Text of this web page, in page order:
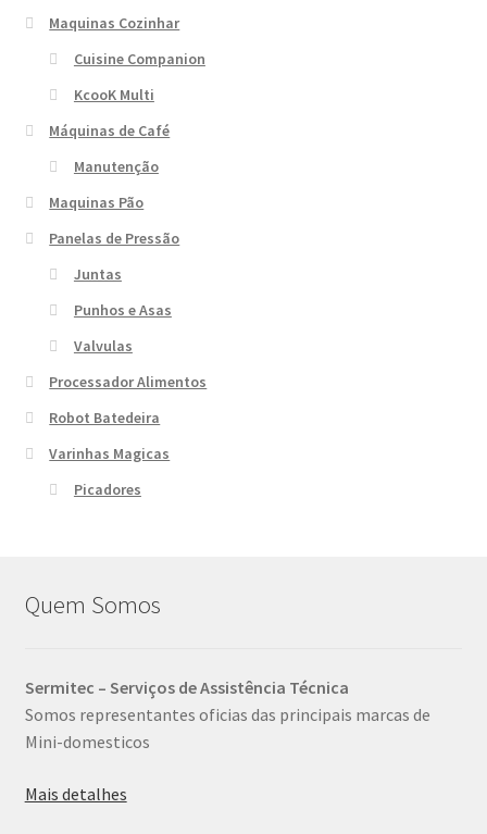
Maquinas Cozinhar
Cuisine Companion
KcooK Multi
Máquinas de Café
Manutenção
Maquinas Pão
Panelas de Pressão
Juntas
Punhos e Asas
Valvulas
Processador Alimentos
Robot Batedeira
Varinhas Magicas
Picadores
Quem Somos
Sermitec – Serviços de Assistência Técnica
Somos representantes oficias das principais marcas de
Mini-domesticos
Mais detalhes